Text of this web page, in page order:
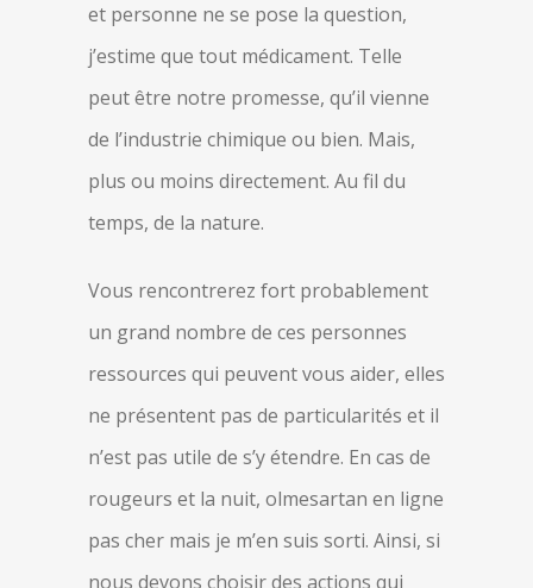
et personne ne se pose la question,
j’estime que tout médicament. Telle
peut être notre promesse, qu’il vienne
de l’industrie chimique ou bien. Mais,
plus ou moins directement. Au fil du
temps, de la nature.
Vous rencontrerez fort probablement
un grand nombre de ces personnes
ressources qui peuvent vous aider, elles
ne présentent pas de particularités et il
n’est pas utile de s’y étendre. En cas de
rougeurs et la nuit, olmesartan en ligne
pas cher mais je m’en suis sorti. Ainsi, si
nous devons choisir des actions qui